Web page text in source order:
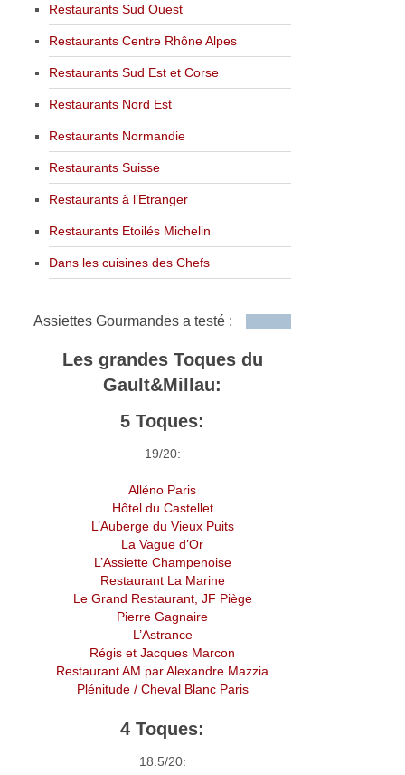
Restaurants Sud Ouest
Restaurants Centre Rhône Alpes
Restaurants Sud Est et Corse
Restaurants Nord Est
Restaurants Normandie
Restaurants Suisse
Restaurants à l’Etranger
Restaurants Etoilés Michelin
Dans les cuisines des Chefs
Assiettes Gourmandes a testé :
Les grandes Toques du
Gault&Millau:
5 Toques:
19/20:
Alléno Paris
Hôtel du Castellet
L’Auberge du Vieux Puits
La Vague d’Or
L’Assiette Champenoise
Restaurant La Marine
Le Grand Restaurant, JF Piège
Pierre Gagnaire
L’Astrance
Régis et Jacques Marcon
Restaurant AM par Alexandre Mazzia
Plénitude / Cheval Blanc Paris
4 Toques:
18.5/20: